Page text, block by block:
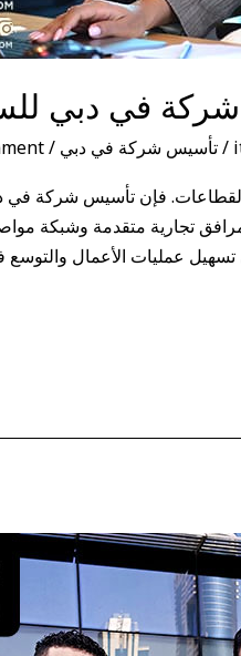
في دبي
/ تأسيس شركة في دبي/
القطاعات. فإن تأسيس شركة في
مرافق تجارية متقدمة وشبكة